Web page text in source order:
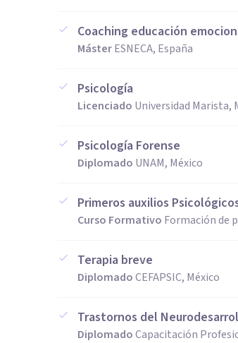
Coaching educación
MásterESNECA, España
Psicología
Licenciado Universidad Marista,
Psicología Forense
Diplomado UNAM, México
Primeros auxilios
Curso Formativo Formación de
Terapia breve
DiplomadoCEFAPSIC, México
Trastornos del
DiplomadoCapacitación